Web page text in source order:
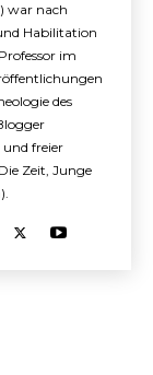
war nach
Habilitation
im
des
und freier
Zeit, Junge